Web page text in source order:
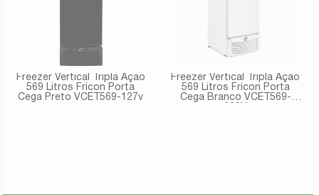
Freezer Vertical Tripla Ação
569 Litros Fricon Porta
Cega Preto VCET569-127v
Freezer Vertical Tripla Ação
569 Litros Fricon Porta
Cega Branco VCET569-